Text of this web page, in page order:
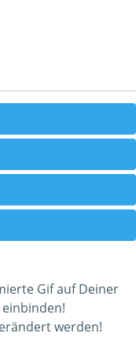
Gif auf Deiner
werden!